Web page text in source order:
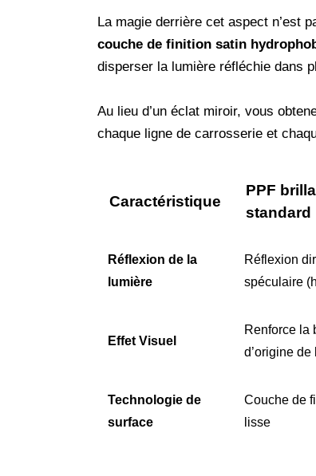
La magie derrière cet aspect n’est
couche de finition satin
disperser la lumière réfléchie dans
Au lieu d’un éclat miroir, vous
chaque ligne de carrosserie et
Caractéristique
PPF
standard
Réflexion de la
lumière
Réflexion
spéculaire
Effet Visuel
Renforce la
d’origine de
Technologie de
surface
Couche de
lisse